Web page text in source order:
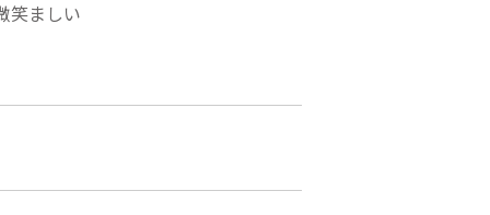
笑ましい